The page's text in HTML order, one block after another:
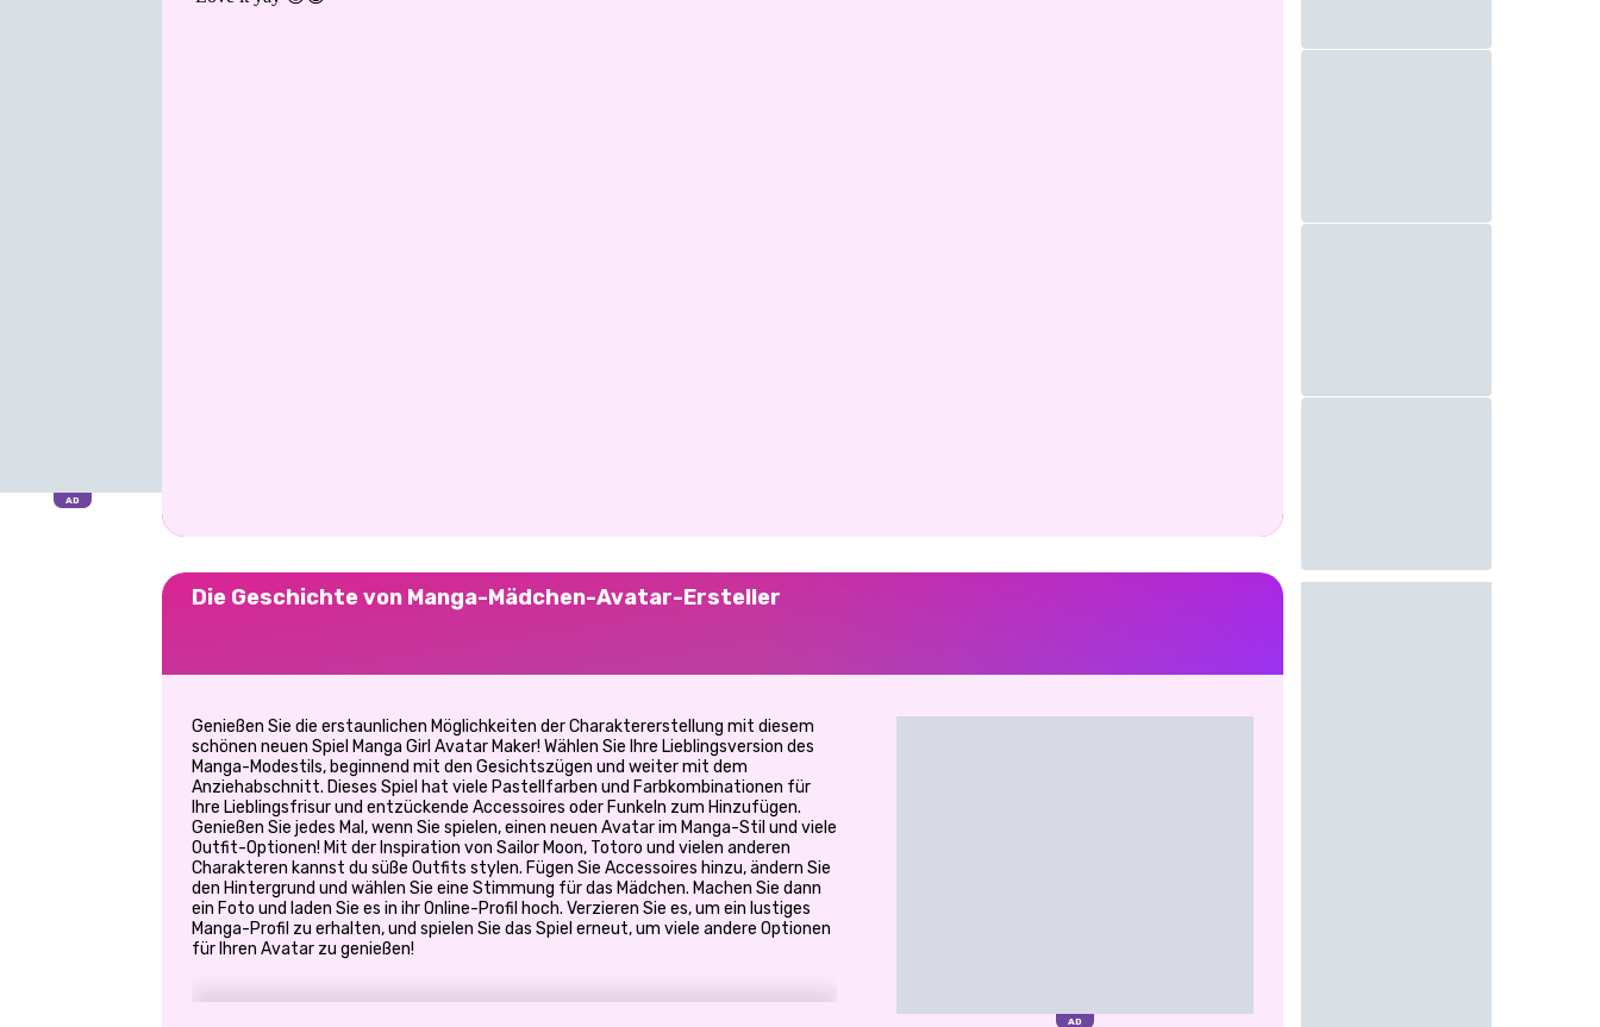
Die Geschichte von Manga-Mädchen-Avatar-Ersteller
Genießen Sie die erstaunlichen Möglichkeiten der Charaktererstellung mit diesem
schönen neuen Spiel Manga Girl Avatar Maker! Wählen Sie Ihre Lieblingsversion des
Manga-Modestils, beginnend mit den Gesichtszügen und weiter mit dem
Anziehabschnitt. Dieses Spiel hat viele Pastellfarben und Farbkombinationen für
Ihre Lieblingsfrisur und entzückende Accessoires oder Funkeln zum Hinzufügen.
Genießen Sie jedes Mal, wenn Sie spielen, einen neuen Avatar im Manga-Stil und viele
Outfit-Optionen! Mit der Inspiration von Sailor Moon, Totoro und vielen anderen
Charakteren kannst du süße Outfits stylen. Fügen Sie Accessoires hinzu, ändern Sie
den Hintergrund und wählen Sie eine Stimmung für das Mädchen. Machen Sie dann
ein Foto und laden Sie es in ihr Online-Profil hoch. Verzieren Sie es, um ein lustiges
Manga-Profil zu erhalten, und spielen Sie das Spiel erneut, um viele andere Optionen
für Ihren Avatar zu genießen!